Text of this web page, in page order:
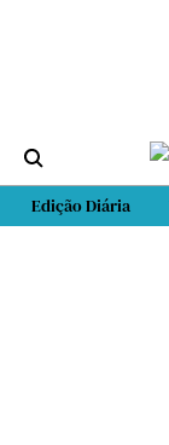
Edição Diária